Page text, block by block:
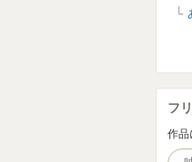
フ
作品